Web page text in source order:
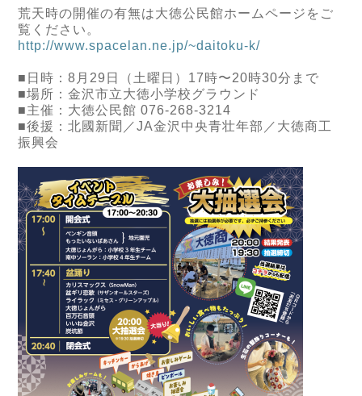
荒天時の開催の有無は大徳公民館ホームページをご
覧ください。
http://www.spacelan.ne.jp/~daitoku-k/
■日時：8月29日（土曜日）17時〜20時30分まで
■場所：金沢市立大徳小学校グラウンド
■主催：大徳公民館 076-268-3214
■後援：北國新聞／JA金沢中央青壮年部／大徳商工
振興会